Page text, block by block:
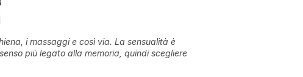
i massaggi e così via. La sensualità è
più legato alla memoria, quindi scegliere